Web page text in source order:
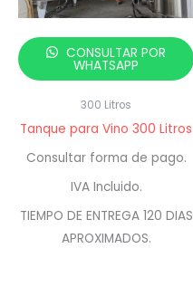
CONSULTAR POR
WHATSAPP
300 Litros
Tanque para Vino 300 Litros
Consultar forma de pago.
IVA Incluido.
TIEMPO DE ENTREGA 120 DIAS
APROXIMADOS.